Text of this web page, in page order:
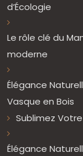
d’Écologie
Le rôle clé du
moderne
Élégance
Vasque en Bois
Sublimez
Élégance